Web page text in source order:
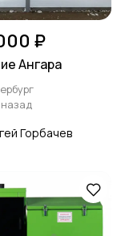
₽
Ангара
Горбачев